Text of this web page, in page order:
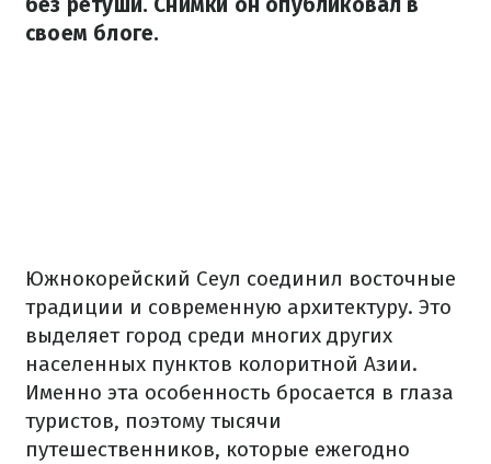
своем блоге.
Южнокорейский Сеул соединил восточные
традиции и современную архитектуру. Это
выделяет город среди многих других
населенных пунктов колоритной Азии.
Именно эта особенность бросается в глаза
туристов, поэтому тысячи
путешественников, которые ежегодно